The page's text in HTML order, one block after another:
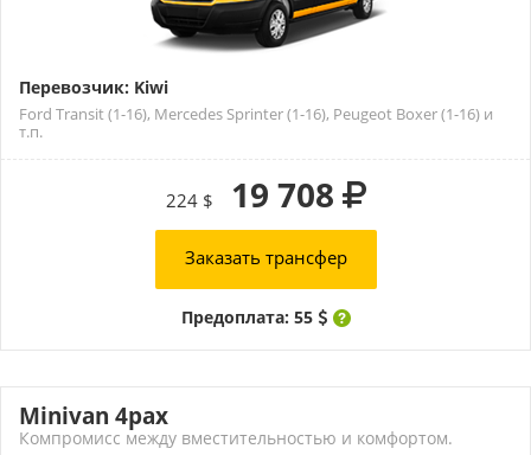
Перевозчик: Kiwi
Ford Transit (1-16), Mercedes Sprinter (1-16), Peugeot Boxer (1-16) и
т.п.
224 $ 19 708
Заказать трансфер
Предоплата: 55
Minivan 4pax
Компромисс между вместительностью и комфортом.